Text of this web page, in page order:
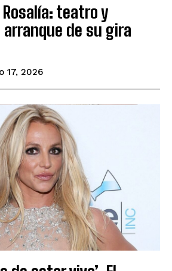
teatro y
de su gira
17, 2026